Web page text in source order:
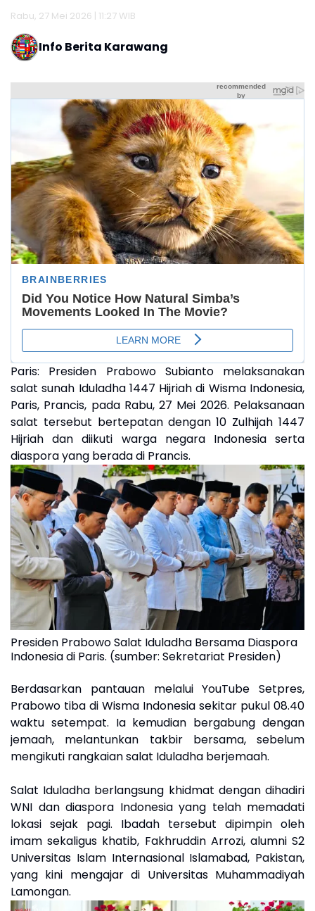
Rabu, 27 Mei 2026 | 11:27 WIB
Info Berita Karawang
Paris: Presiden Prabowo Subianto melaksanakan
salat sunah Iduladha 1447 Hijriah di Wisma Indonesia,
Paris, Prancis, pada Rabu, 27 Mei 2026. Pelaksanaan
salat tersebut bertepatan dengan 10 Zulhijah 1447
Hijriah dan diikuti warga negara Indonesia serta
diaspora yang berada di Prancis.
Presiden Prabowo Salat Iduladha Bersama Diaspora
Indonesia di Paris. (sumber: Sekretariat Presiden)
Berdasarkan pantauan melalui YouTube Setpres,
Prabowo tiba di Wisma Indonesia sekitar pukul 08.40
waktu setempat. Ia kemudian bergabung dengan
jemaah, melantunkan takbir bersama, sebelum
mengikuti rangkaian salat Iduladha berjemaah.
Salat Iduladha berlangsung khidmat dengan dihadiri
WNI dan diaspora Indonesia yang telah memadati
lokasi sejak pagi. Ibadah tersebut dipimpin oleh
imam sekaligus khatib, Fakhruddin Arrozi, alumni S2
Universitas Islam Internasional Islamabad, Pakistan,
yang kini mengajar di Universitas Muhammadiyah
Lamongan.